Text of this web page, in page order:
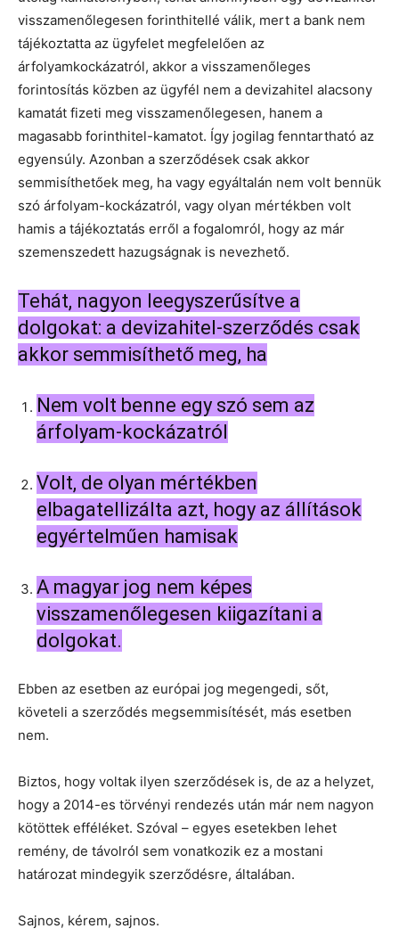
visszamenőlegesen forinthitellé válik, mert a bank nem
tájékoztatta az ügyfelet megfelelően az
árfolyamkockázatról, akkor a visszamenőleges
forintosítás közben az ügyfél nem a devizahitel alacsony
kamatát fizeti meg visszamenőlegesen, hanem a
magasabb forinthitel-kamatot. Így jogilag fenntartható az
egyensúly. Azonban a szerződések csak akkor
semmisíthetőek meg, ha vagy egyáltalán nem volt bennük
szó árfolyam-kockázatról, vagy olyan mértékben volt
hamis a tájékoztatás erről a fogalomról, hogy az már
szemenszedett hazugságnak is nevezhető.
Tehát, nagyon leegyszerűsítve a
dolgokat: a devizahitel-szerződés csak
akkor semmisíthető meg, ha
Nem volt benne egy szó sem az
árfolyam-kockázatról
Volt, de olyan mértékben
elbagatellizálta azt, hogy az állítások
egyértelműen hamisak
A magyar jog nem képes
visszamenőlegesen kiigazítani a
dolgokat.
Ebben az esetben az európai jog megengedi, sőt,
követeli a szerződés megsemmisítését, más esetben
nem.
Biztos, hogy voltak ilyen szerződések is, de az a helyzet,
hogy a 2014-es törvényi rendezés után már nem nagyon
kötöttek efféléket. Szóval – egyes esetekben lehet
remény, de távolról sem vonatkozik ez a mostani
határozat mindegyik szerződésre, általában.
Sajnos, kérem, sajnos.